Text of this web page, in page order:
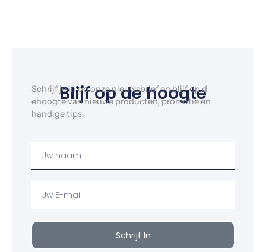
Blijf op de hoogte
Schrijf je in op onze nieuwsbrief en blijf op d
ehoogte van nieuwe producten, promotie en
handige tips.
Naam
email
Schrijf In